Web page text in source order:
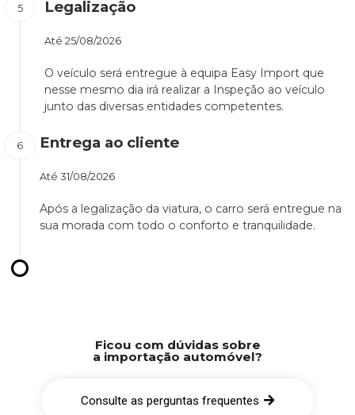
Legalização
Até 25/08/2026
O veículo será entregue à equipa Easy Import que
nesse mesmo dia irá realizar a Inspeção ao veículo
junto das diversas entidades competentes.
Entrega ao cliente
Até 31/08/2026
Após a legalização da viatura, o carro será entregue na
sua morada com todo o conforto e tranquilidade.
Ficou com dúvidas sobre
a importação automóvel?
Consulte as perguntas frequentes